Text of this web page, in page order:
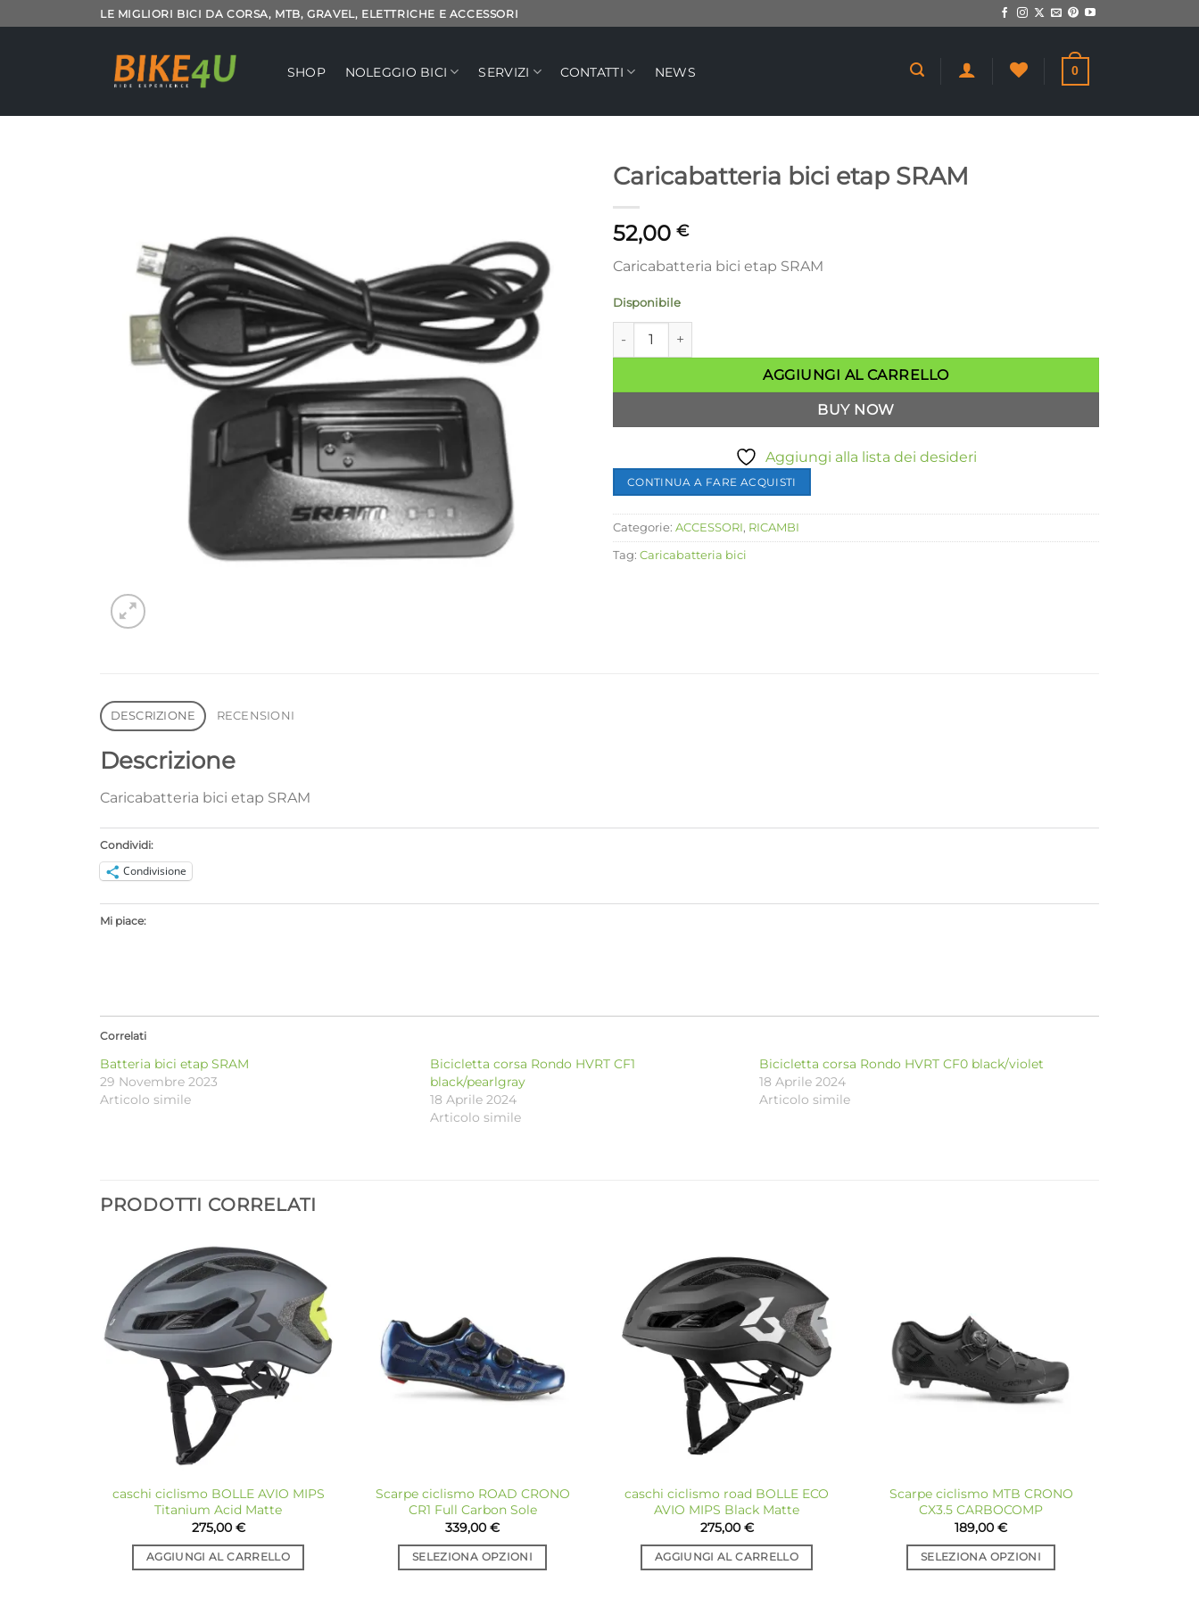
ai
LE MIGLIORI BICI DA CORSA, MTB, GRAVEL, ELETTRICHE E ACCESSORI
SHOP NOLEGGIO BICI SERVIZI CONTATTI NEWS 0
dei
desideri
Caricabatteria bici etap SRAM
52,00 €
Caricabatteria bici etap SRAM
Disponibile
Caricabatteria bici etap SRAM quantità
AGGIUNGI AL CARRELLO
BUY NOW
Aggiungi alla lista dei desideri
CONTINUA A FARE ACQUISTI
Categorie: ACCESSORI, RICAMBI
Tag: Caricabatteria bici
DESCRIZIONE RECENSIONI
Descrizione
Caricabatteria bici etap SRAM
Condividi:
Condivisione
Mi piace:
Correlati
Batteria bici etap SRAM
29 Novembre 2023
Articolo simile
Bicicletta corsa Rondo HVRT CF1
black/pearlgray
18 Aprile 2024
Articolo simile
Bicicletta corsa Rondo HVRT CF0 black/violet
18 Aprile 2024
Articolo simile
PRODOTTI CORRELATI
Aggiungi
alla lista
dei
desideri
caschi ciclismo BOLLE AVIO MIPS
Titanium Acid Matte
275,00€
AGGIUNGI AL CARRELLO
Scarpe ciclismo ROAD CRONO
CR1 Full Carbon Sole
339,00€
SELEZIONA OPZIONI
Aggiungi
alla lista
dei
desideri
caschi ciclismo road BOLLE ECO
AVIO MIPS Black Matte
275,00€
AGGIUNGI AL CARRELLO
Scarpe ciclismo MTB CRONO
CX3.5 CARBOCOMP
189,00€
SELEZIONA OPZIONI